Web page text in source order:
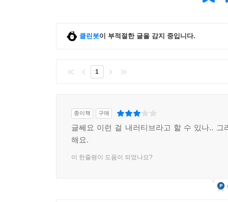
클린봇이 부적절한 글을 감지 중입니다.
1
종이책 구매
글쎄요 이런 걸 내러티브라고 할 수 있나.. 그
해요.
이 한줄평이 도움이 되었나요?